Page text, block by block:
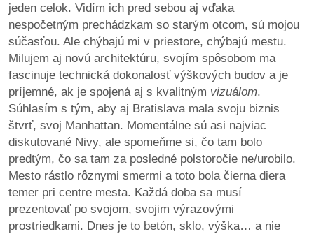
jeden celok. Vidím ich pred sebou aj vďaka
nespočetným prechádzkam so starým otcom, sú mojou
súčasťou. Ale chýbajú mi v priestore, chýbajú mestu.
Milujem aj novú architektúru, svojím spôsobom ma
fascinuje technická dokonalosť výškových budov a je
príjemné, ak je spojená aj s kvalitným vizuálom.
Súhlasím s tým, aby aj Bratislava mala svoju biznis
štvrť, svoj Manhattan. Momentálne sú asi najviac
diskutované Nivy, ale spomeňme si, čo tam bolo
predtým, čo sa tam za posledné polstoročie ne/urobilo.
Mesto rástlo rôznymi smermi a toto bola čierna diera
temer pri centre mesta. Každá doba sa musí
prezentovať po svojom, svojim výrazovými
prostriedkami. Dnes je to betón, sklo, výška… a nie